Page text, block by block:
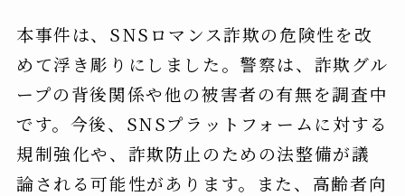
本事件は、SNSロマンス詐欺の危険性を改
めて浮き彫りにしました。警察は、詐欺グル
ープの背後関係や他の被害者の有無を調査中
です。今後、SNSプラットフォームに対する
規制強化や、詐欺防止のための法整備が議
論される可能性があります。また、高齢者向